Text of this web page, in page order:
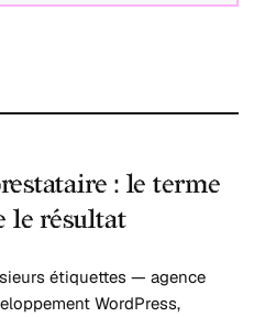
: le terme
le résultat
étiquettes — agence
WordPress,